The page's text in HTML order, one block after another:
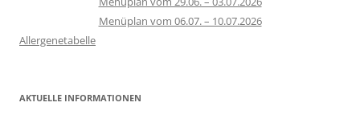
Menüplan vom 06.07. – 10.07.2026
Allergenetabelle
AKTUELLE INFORMATIONEN